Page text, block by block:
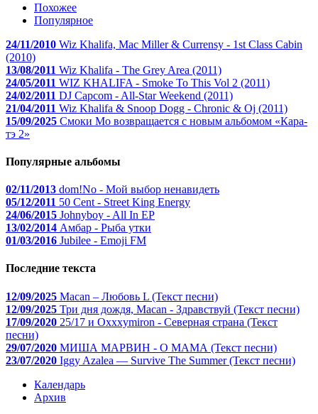
Похожее
Популярное
24/11/2010 Wiz Khalifa, Mac Miller & Currensy - 1st Class Cabin
(2010)
13/08/2011 Wiz Khalifa - The Grey Area (2011)
24/05/2011 WIZ KHALIFA - Smoke To This Vol 2 (2011)
24/02/2011 DJ Capcom - All-Star Weekend (2011)
21/04/2011 Wiz Khalifa & Snoop Dogg - Chronic & Oj (2011)
15/09/2025 Смоки Мо возвращается с новым альбомом «Кара-
тэ 2»
Популярные альбомы
02/11/2013 dom!No - Мой выбор ненавидеть
05/12/2011 50 Cent - Street King Energy
24/06/2015 Johnyboy - All In EP
13/02/2014 Амбар - Рыба утки
01/03/2016 Jubilee - Emoji FM
Последние текста
12/09/2025 Macan – Любовь L (Текст песни)
12/09/2025 Три дня дождя, Macan - Здравствуй (Текст песни)
17/09/2020 25/17 и Oxxxymiron - Северная страна (Текст
песни)
29/07/2020 МИША МАРВИН - О МАМА (Текст песни)
23/07/2020 Iggy Azalea — Survive The Summer (Текст песни)
Календарь
Архив